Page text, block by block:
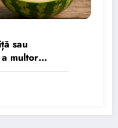
sau
multor